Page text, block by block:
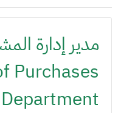
مدير إدارة
Purchases
Department